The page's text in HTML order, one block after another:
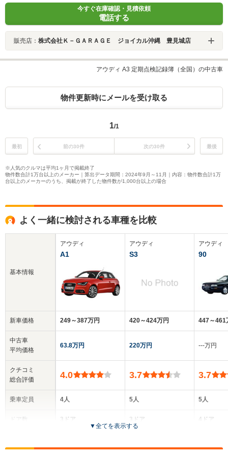
今すぐ在庫確認・見積依頼
電話する
販売店： 株式会社Ｋ－ＧＡＲＡＧＥ ジョイカル沖縄 豊見城店
アウディ A3 定期点検記録簿（全国）の中古車
物件更新時にメールを受け取る
1/1
最初 前の30件 次の30件 最後
※人気のクルマは平均1ヶ月で掲載終了
物件数合計1万台以上のメーカー｜算出データ期間：2024年9月～11月｜内容：物件数合計1万
台以上のメーカーのうち、掲載が終了した物件数が1,000台以上の場合
よく一緒に検討される車種を比較
基本情報
新車価格
中古車
平均価格
クチコミ
総合評価
乗車定員
ドア数
アウディ
A1
249～387万円
63.8万円
4.0
4人
3ドア
全高
アウディ
S3
420～424万円
220万円
3.7
5人
3ドア
全高
アウディ
90
447～461
‐‐‐万円
3.7
5人
4ドア
全高
▼全てを表示する